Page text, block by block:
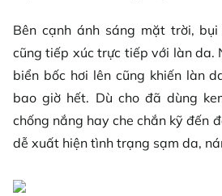
Bên cạnh ánh sáng mặt trời,
cũng tiếp xúc trực tiếp với làn da.
biển bốc hơi lên cũng khiến làn
bao giờ hết. Dù cho đã dùng
chống nắng hay che chắn kỹ đến
dễ xuất hiện tình trạng sạm da,